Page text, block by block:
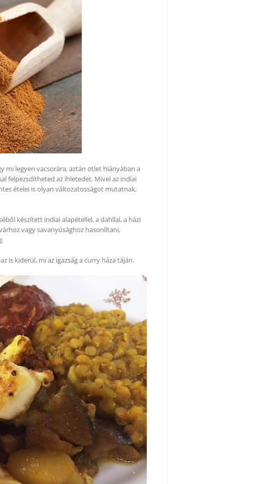
mi legyen vacsorára, aztán ötlet hiányában a
felpezsdítheted az ihletedet. Mivel az indiai
ételei is olyan változatosságot mutatnak,
készített indiai alapétellel, a dahllal, a házi
vagy savanyúsághoz hasonlítani,
is kiderül, mi az igazság a curry háza táján.